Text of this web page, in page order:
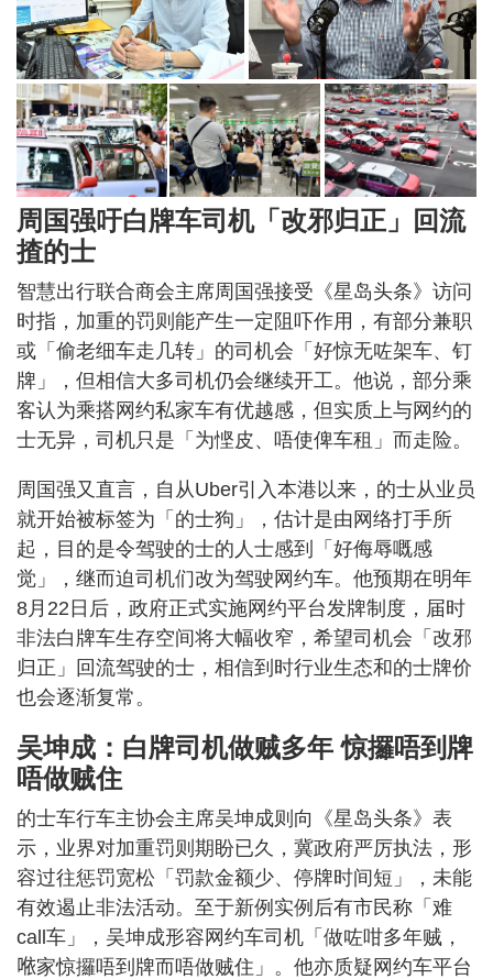
周国强吁白牌车司机「改邪归正」回流
揸的士
智慧出行联合商会主席周国强接受《星岛头条》访问
时指，加重的罚则能产生一定阻吓作用，有部分兼职
或「偷老细车走几转」的司机会「好惊无咗架车、钉
牌」，但相信大多司机仍会继续开工。他说，部分乘
客认为乘搭网约私家车有优越感，但实质上与网约的
士无异，司机只是「为悭皮、唔使俾车租」而走险。
周国强又直言，自从Uber引入本港以来，的士从业员
就开始被标签为「的士狗」，估计是由网络打手所
起，目的是令驾驶的士的人士感到「好侮辱嘅感
觉」，继而迫司机们改为驾驶网约车。他预期在明年
8月22日后，政府正式实施网约平台发牌制度，届时
非法白牌车生存空间将大幅收窄，希望司机会「改邪
归正」回流驾驶的士，相信到时行业生态和的士牌价
也会逐渐复常。
吴坤成：白牌司机做贼多年 惊攞唔到牌
唔做贼住
的士车行车主协会主席吴坤成则向《星岛头条》表
示，业界对加重罚则期盼已久，冀政府严厉执法，形
容过往惩罚宽松「罚款金额少、停牌时间短」，未能
有效遏止非法活动。至于新例实例后有市民称「难
call车」，吴坤成形容网约车司机「做咗咁多年贼，
𠵱家惊攞唔到牌而唔做贼住」。他亦质疑网约车平台